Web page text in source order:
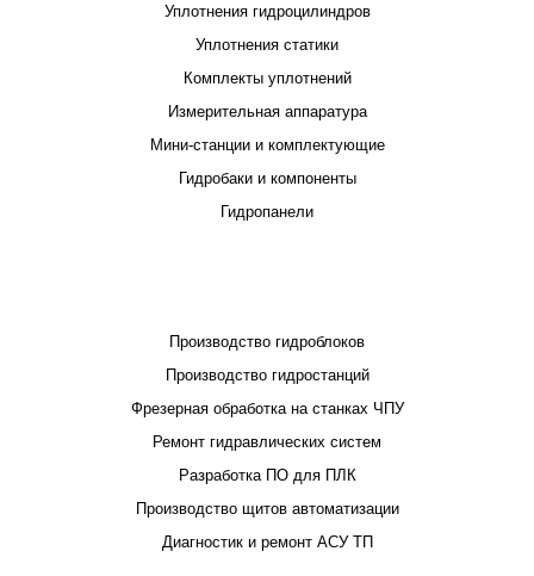
Уплотнения гидроцилиндров
Уплотнения статики
Комплекты уплотнений
Измерительная аппаратура
Мини-станции и комплектующие
Гидробаки и компоненты
Гидропанели
Производство гидроблоков
Производство гидростанций
Фрезерная обработка на станках ЧПУ
Ремонт гидравлических систем
Разработка ПО для ПЛК
Производство щитов автоматизации
Диагностик и ремонт АСУ ТП